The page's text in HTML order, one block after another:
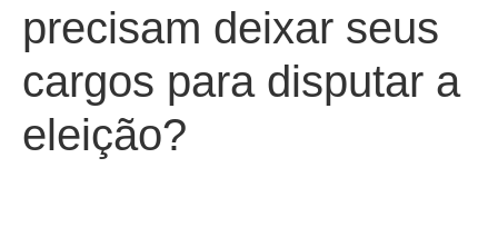
precisam deixar seus
cargos para disputar a
eleição?